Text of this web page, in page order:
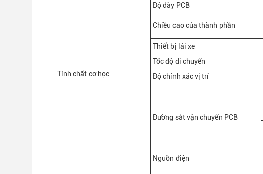
Tính chất cơ học
Độ dày PCB
Chiều cao của thành phần
Thiết bị lái xe
Tốc độ di chuyển
Độ chính xác vị trí
Đường sắt vận chuyển PCB
Nguồn điện